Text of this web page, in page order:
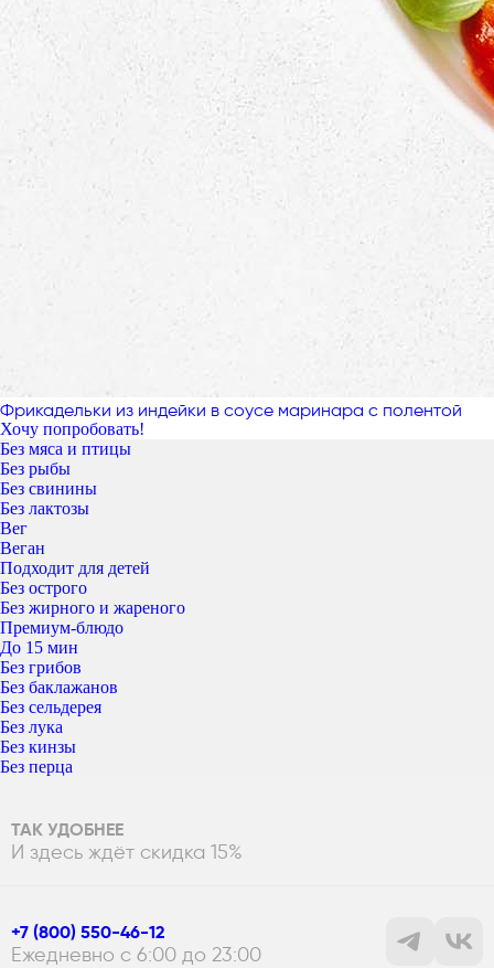
Фрикадельки из индейки в соусе маринара с полентой
Хочу попробовать!
Без мяса и птицы
Без рыбы
Без свинины
Без лактозы
Вег
Веган
Подходит для детей
Без острого
Без жирного и жареного
Премиум-блюдо
До 15 мин
Без грибов
Без баклажанов
Без сельдерея
Без лука
Без кинзы
Без перца
ТАК УДОБНЕЕ
И здесь ждёт скидка 15%
+7 (800) 550-46-12
Ежедневно с 6:00 до 23:00